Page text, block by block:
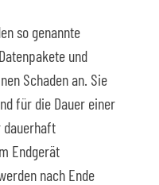
so genannte
und
Schaden an. Sie
für die Dauer einer
dauerhaft
Endgerät
nach Ende